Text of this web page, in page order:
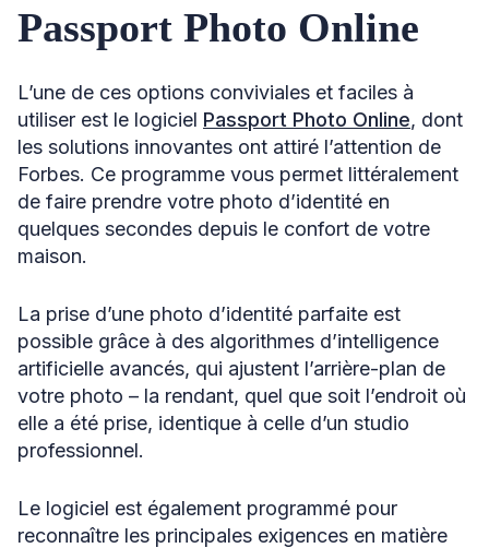
Passport Photo Online
L’une de ces options conviviales et faciles à
utiliser est le logiciel Passport Photo Online, dont
les solutions innovantes ont attiré l’attention de
Forbes. Ce programme vous permet littéralement
de faire prendre votre photo d’identité en
quelques secondes depuis le confort de votre
maison.
La prise d’une photo d’identité parfaite est
possible grâce à des algorithmes d’intelligence
artificielle avancés, qui ajustent l’arrière-plan de
votre photo – la rendant, quel que soit l’endroit où
elle a été prise, identique à celle d’un studio
professionnel.
Le logiciel est également programmé pour
reconnaître les principales exigences en matière